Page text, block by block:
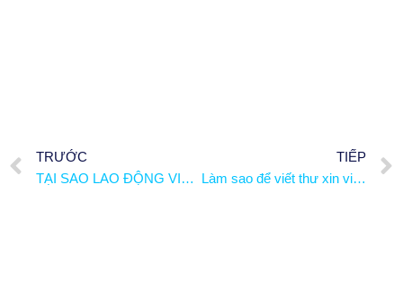
TRƯỚC
TẠI SAO LAO ĐỘNG VIỆT NAM CHỌN LÀM VIỆC TẠI NHẬT?
TIẾP
Làm sao để viết thư xin việc một cách hiệu quả?